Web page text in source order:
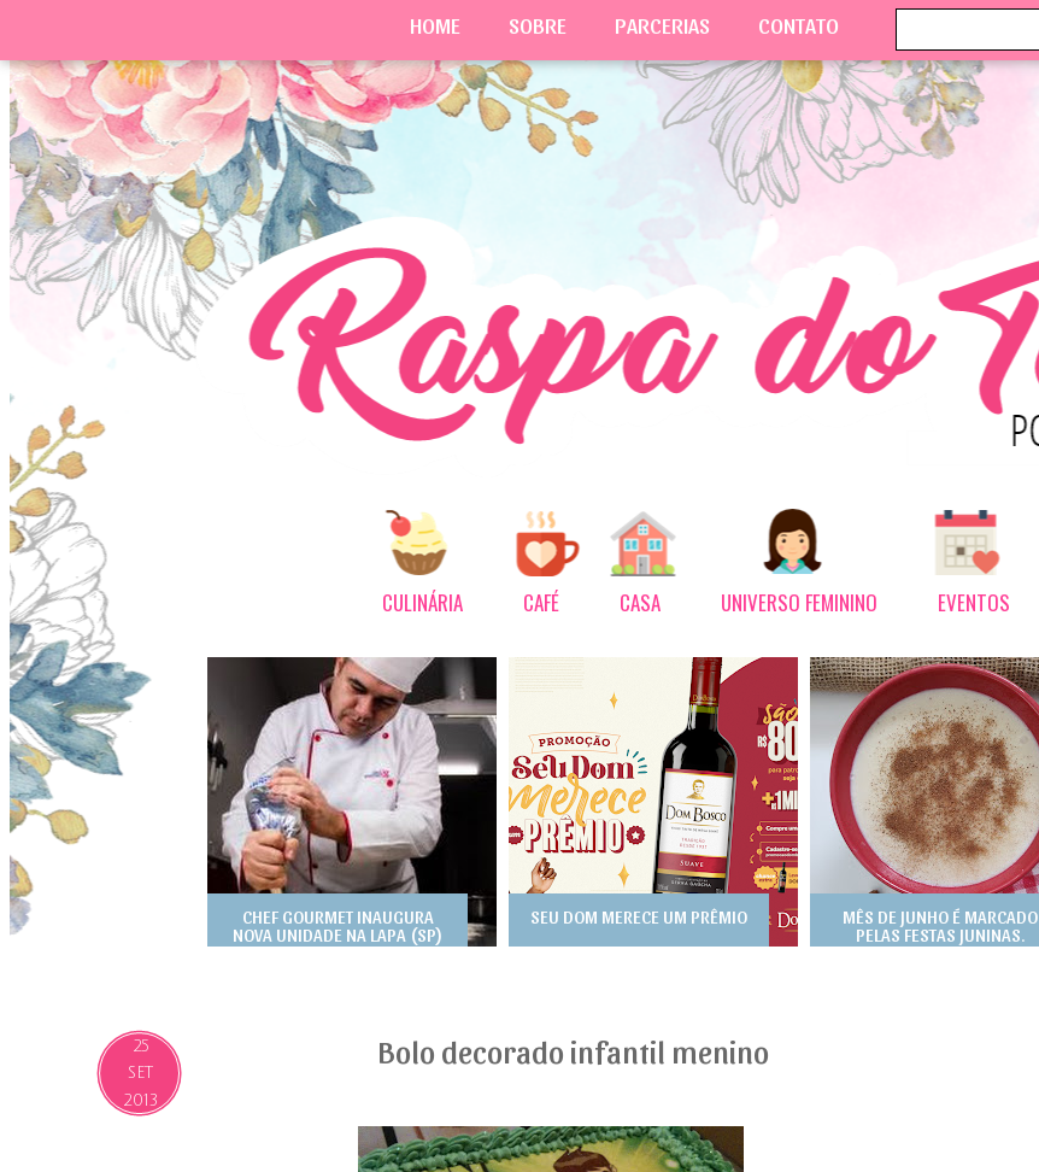
CULINÁRIA CAFÉ CASA UNIVERSO FEMININO EVENTOS
CHEF GOURMET INAUGURA
NOVA UNIDADE NA LAPA (SP)
SEU DOM MERECE UM PRÊMIO
MÊS DE JUNHO É MARCADO
PELAS FESTAS JUNINAS.
25
SET
2013
Bolo decorado infantil menino
HOME SOBRE PARCERIAS CONTATO